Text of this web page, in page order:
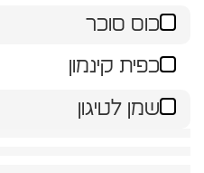
כוס סוכר
כפית קינמון
שמן לטיגון